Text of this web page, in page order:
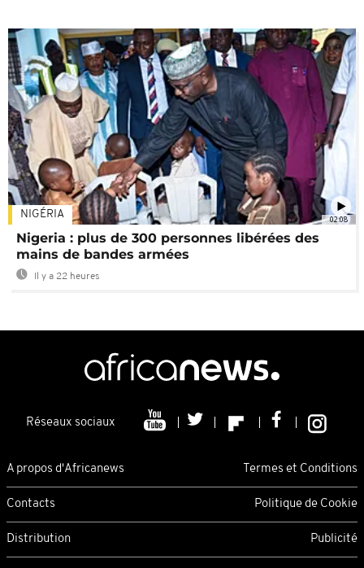
02:08
NIGÉRIA
Nigeria : plus de 300 personnes libérées des
mains de bandes armées
Il y a 22 heures
Réseaux sociaux
A propos d'Africanews Termes et Conditions
Contacts Politique de Cookie
Distribution Publicité